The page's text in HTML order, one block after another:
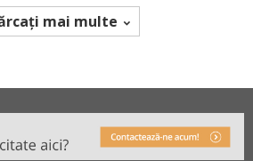
mai multe